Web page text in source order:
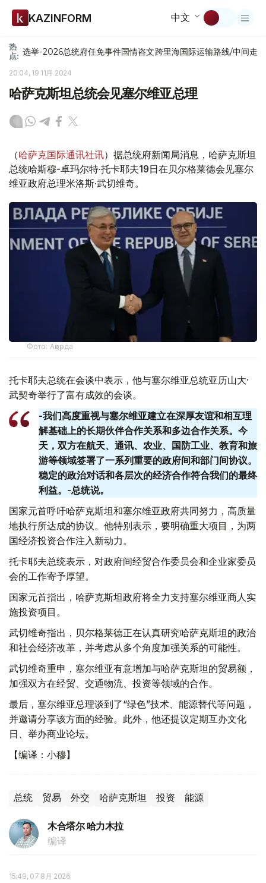
KAZINFORM 中文
热
点: 选举-2026总统府任免事件国情咨文跨里海国际运输路线/中间走廊
20:04, 19 11月 2024
哈萨克斯坦总统会见塞尔维亚总理
（哈萨克国际通讯社讯）据总统府新闻局消息，哈萨克斯坦
总统哈斯穆-卓玛尔特·托卡耶夫19日在贝尔格莱德会见塞尔
维亚政府总理米洛斯·武切维奇。
Фото: Ақорда
托卡耶夫总统在会谈中表示，他与塞尔维亚总统亚历山大·
武契奇举行了富有成效的会谈。
-我们高度重视与塞尔维亚建立在深厚友谊和相互理
解基础上的长期伙伴合作关系和多边合作关系。今
天，双方在航天、通讯、农业、国防工业、教育和旅
游等领域签署了一系列重要的政府间和部门间协议。
稳定的政治对话和各层次的经济合作符合我们的最终
利益。-总统说。
国家元首呼吁哈萨克斯坦和塞尔维亚政府共同努力，高质量
地执行所达成的协议。他特别表示，要明确重大项目，为两
国经济投资合作注入新动力。
托卡耶夫总统表示，对政府间经贸合作委员会和企业家委员
会的工作寄予厚望。
国家元首指出，哈萨克斯坦政府将全力支持塞尔维亚商人实
施投资项目。
武切维奇指出，贝尔格莱德正在认真研究哈萨克斯坦的政治
和社会经济改革，并考虑从多个角度加强关系的可能性。
武切维奇重申，塞尔维亚有意增加与哈萨克斯坦的贸易额，
加强双方在经贸、交通物流、投资等领域的合作。
最后，塞尔维亚总理谈到了“绿色”技术、能源替代等问题，
并邀请分享该方面的经验。此外，他还提议定期互办文化
日、举办商业论坛。
【编译：小穆】
总统 贸易 外交 哈萨克斯坦 投资 能源
木合塔尔 哈力木拉
编译
15:49, 07 8月 2026